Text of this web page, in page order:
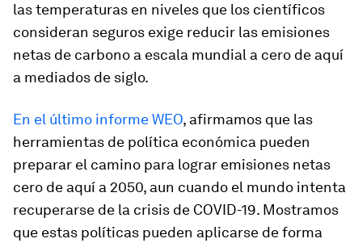
las temperaturas en niveles que los científicos
consideran seguros exige reducir las emisiones
netas de carbono a escala mundial a cero de aquí
a mediados de siglo.
En el último informe WEO, afirmamos que las
herramientas de política económica pueden
preparar el camino para lograr emisiones netas
cero de aquí a 2050, aun cuando el mundo intenta
recuperarse de la crisis de COVID-19. Mostramos
que estas políticas pueden aplicarse de forma